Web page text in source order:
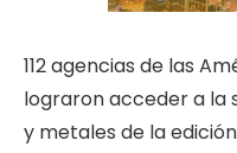
112 agencias de las
lograron acceder a la
y metales de la